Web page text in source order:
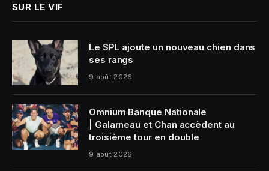
SUR LE VIF
Le SPL ajoute un nouveau chien dans
ses rangs
9 août 2026
Omnium Banque Nationale
| Galarneau et Chan accèdent au
troisième tour en double
9 août 2026